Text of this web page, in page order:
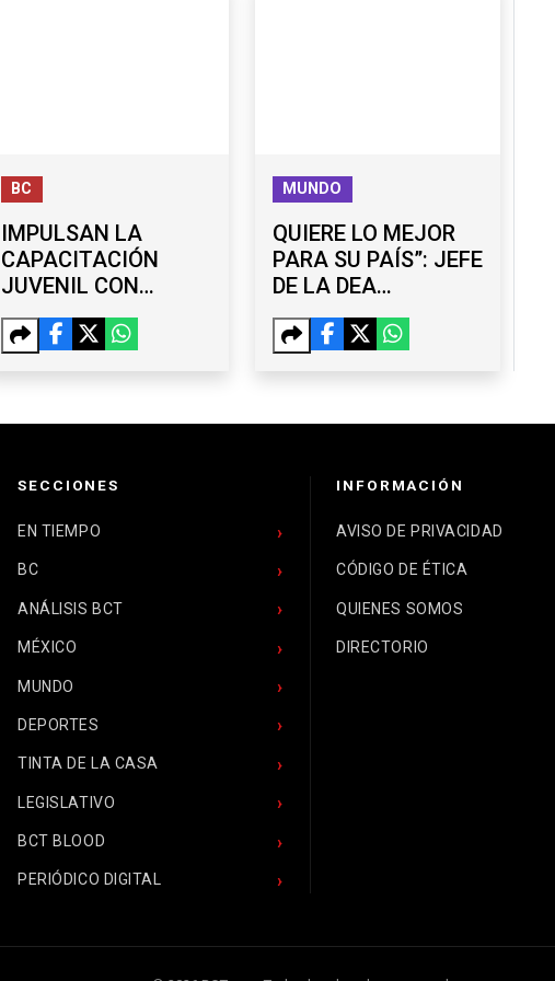
BC
IMPULSAN LA
CAPACITACIÓN
JUVENIL CON
TALLERES
GRATUITOS EN
MUNDO
QUIERE LO MEJOR
PARA SU PAÍS”: JEFE
DE LA DEA
RESPALDA LABOR
DE OMAR GARCÍA
SECCIONES
EN TIEMPO
BC
ANÁLISIS BCT
MÉXICO
MUNDO
DEPORTES
TINTA DE LA CASA
LEGISLATIVO
BCT BLOOD
PERIÓDICO DIGITAL
INFORMACIÓN
AVISO DE PRIVACIDAD
CÓDIGO DE ÉTICA
QUIENES SOMOS
DIRECTORIO